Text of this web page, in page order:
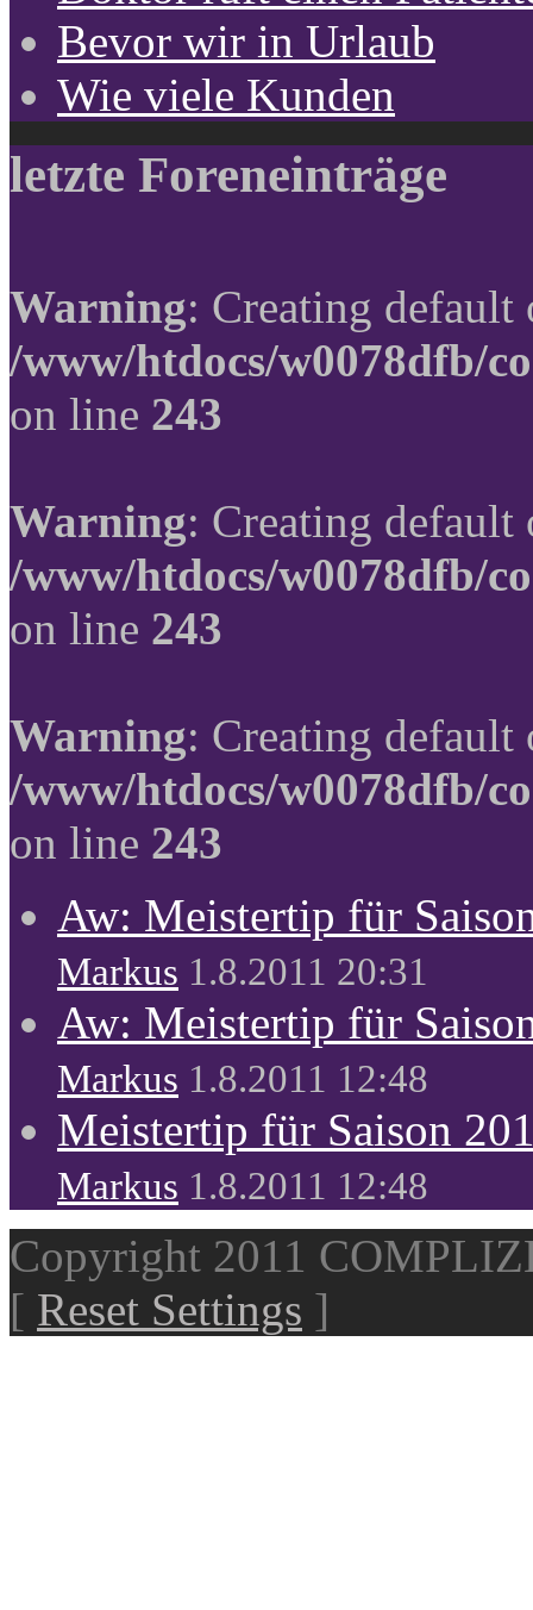
Bevor wir in Urlaub
Wie viele Kunden
letzte Foreneinträge
Warning: Creating
/www/htdocs/w0078dfb/
on line 243
Warning: Creating
/www/htdocs/w0078dfb/
on line 243
Warning: Creating
/www/htdocs/w0078dfb/
on line 243
Aw: Meistertip für
Markus 1.8.2011 20:31
Aw: Meistertip für
Markus 1.8.2011 12:48
Meistertip für Saison
Markus 1.8.2011 12:48
Copyright 2011
[ Reset Settings ]